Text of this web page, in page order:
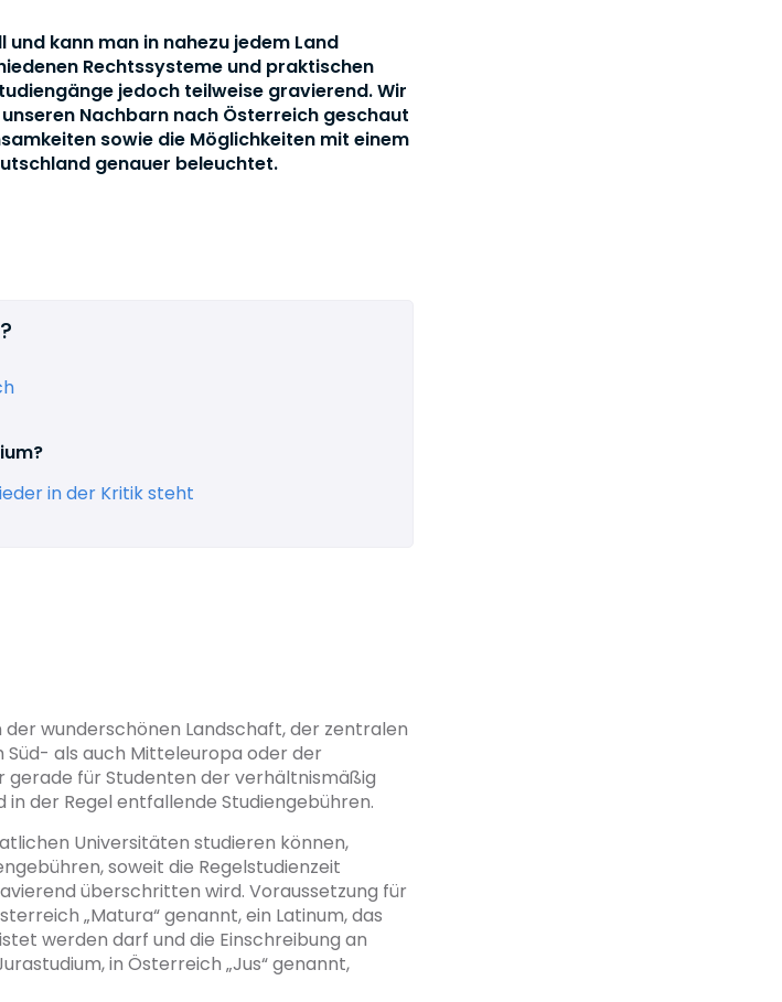
kann man in nahezu jedem Land
Rechtssysteme und praktischen
jedoch teilweise gravierend. Wir
Nachbarn nach Österreich geschaut
sowie die Möglichkeiten mit einem
genauer beleuchtet.
in der Kritik steht
wunderschönen Landschaft, der zentralen
als auch Mitteleuropa oder der
für Studenten der verhältnismäßig
der Regel entfallende Studiengebühren.
Universitäten studieren können,
soweit die Regelstudienzeit
überschritten wird. Voraussetzung für
„Matura“ genannt, ein Latinum, das
werden darf und die Einschreibung an
in Österreich „Jus“ genannt,